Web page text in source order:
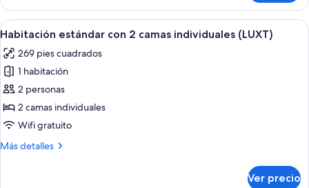
ACCT)
con
camas
(Accessible
ACCT)
Abrir
todas
las
fotos
de
Habitación
estándar
2
Habitación de hotel con dos camas,
8
Habitación estándar con 2 camas individuales (LUXT)
269 pies cuadrados
1 habitación
2 personas
2 camas individuales
Wifi gratuito
Más detalles
Más
Ver precio